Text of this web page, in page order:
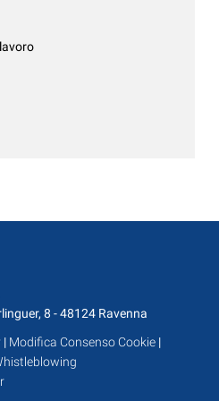
8 - 48124 Ravenna
| Modifica Consenso Cookie |